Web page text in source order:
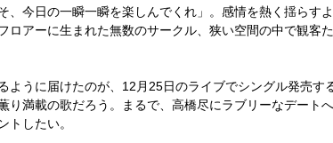
、今日の一瞬一瞬を楽しんでくれ」。感情を熱く揺らす
ロアーに生まれた無数のサークル、狭い空間の中で観客
ように届けたのが、12月25日のライブでシングル発売す
り満載の歌だろう。まるで、高橋尽にラブリーなデート
トしたい。